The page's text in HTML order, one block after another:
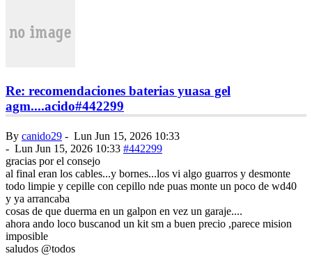
Re: recomendaciones baterias yuasa gel
agm....acido#442299
By canido29 - Lun Jun 15, 2026 10:33
- Lun Jun 15, 2026 10:33 #442299
gracias por el consejo
al final eran los cables...y bornes...los vi algo guarros y desmonte
todo limpie y cepille con cepillo nde puas monte un poco de wd40
y ya arrancaba
cosas de que duerma en un galpon en vez un garaje....
ahora ando loco buscanod un kit sm a buen precio ,parece mision
imposible
saludos @todos